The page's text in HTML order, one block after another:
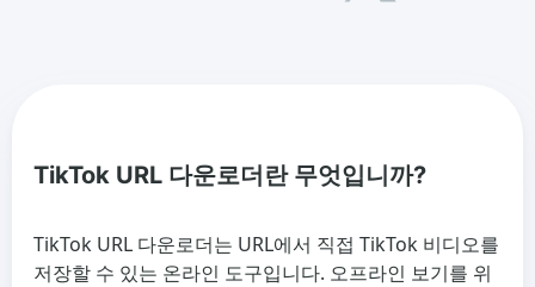
TikTok URL 다운로더란 무엇입니까?
TikTok URL 다운로더는 URL에서 직접 TikTok 비디오를
저장할 수 있는 온라인 도구입니다. 오프라인 보기를 위